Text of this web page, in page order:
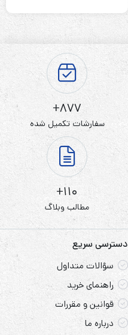
877+
سفارشات تکمیل شده
110+
مطالب وبلاگ
دسترسی سریع
سؤالات متداول
راهنمای خرید
قوانین و مقررات
درباره ما